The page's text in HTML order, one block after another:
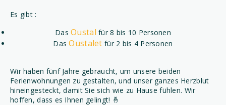
Es gibt :
DasOustal für 8 bis 10 Personen
DasOustalet für 2 bis 4 Personen
Wir haben fünf Jahre gebraucht, um unsere beiden
Ferienwohnungen zu gestalten, und unser ganzes Herzblut
hineingesteckt, damit Sie sich wie zu Hause fühlen. Wir
hoffen, dass es Ihnen gelingt! 🤞